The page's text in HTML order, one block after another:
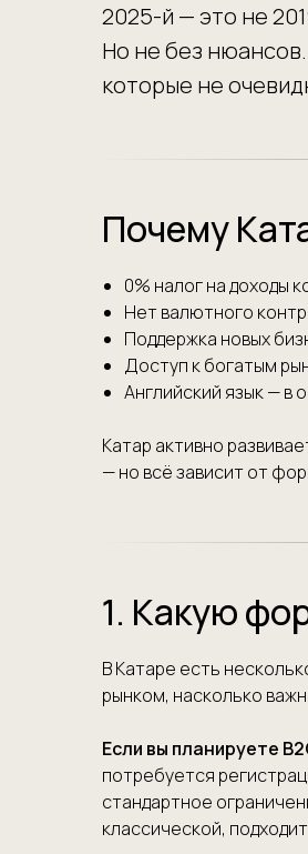
2025-й — это не
Но не без
которые не
Почему
0% налог на доходы
Нет валютного
Поддержка новых
Доступ к богатым
Английский язык — в
Катар активно
— но всё зависит от
1. Какую
В Катаре есть
рынком, насколько
Если вы планируете
потребуется
стандартное
классической,